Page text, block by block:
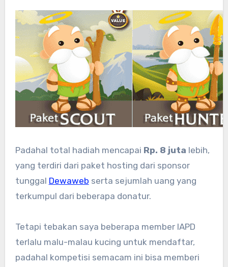
Padahal total hadiah mencapai Rp. 8 juta lebih,
yang terdiri dari paket hosting dari sponsor
tunggal Dewaweb serta sejumlah uang yang
terkumpul dari beberapa donatur.
Tetapi tebakan saya beberapa member IAPD
terlalu malu-malau kucing untuk mendaftar,
padahal kompetisi semacam ini bisa memberi